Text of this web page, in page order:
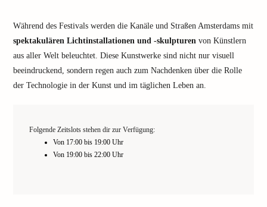
Während des Festivals werden die Kanäle und Straßen Amsterdams mit
spektakulären Lichtinstallationen und -skulpturen von Künstlern
aus aller Welt beleuchtet. Diese Kunstwerke sind nicht nur visuell
beeindruckend, sondern regen auch zum Nachdenken über die Rolle
der Technologie in der Kunst und im täglichen Leben an.
Folgende Zeitslots stehen dir zur Verfügung:
Von 17:00 bis 19:00 Uhr
Von 19:00 bis 22:00 Uhr